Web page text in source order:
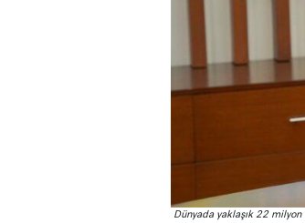
Dünyada yaklaşık 22